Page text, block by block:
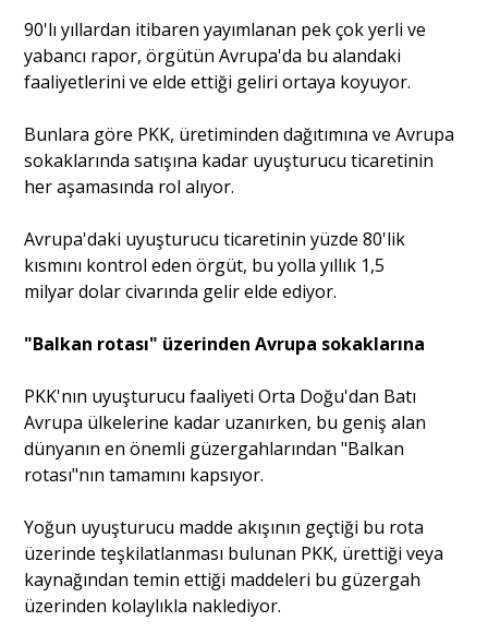
Yazı Dizisi
Portre
Yazarlar
Eğitim
Ankara Analiz
Sağlık
90'lı yıllardan itibaren yayımlanan pek çok yerli ve
yabancı rapor, örgütün Avrupa'da bu alandaki
faaliyetlerini ve elde ettiği geliri ortaya koyuyor.
Bunlara göre PKK, üretiminden dağıtımına ve Avrupa
sokaklarında satışına kadar uyuşturucu ticaretinin
her aşamasında rol alıyor.
Avrupa'daki uyuşturucu ticaretinin yüzde 80'lik
kısmını kontrol eden örgüt, bu yolla yıllık 1,5
milyar dolar civarında gelir elde ediyor.
"Balkan rotası" üzerinden Avrupa sokaklarına
PKK'nın uyuşturucu faaliyeti Orta Doğu'dan Batı
Avrupa ülkelerine kadar uzanırken, bu geniş alan
dünyanın en önemli güzergahlarından "Balkan
rotası"nın tamamını kapsıyor.
Yoğun uyuşturucu madde akışının geçtiği bu rota
üzerinde teşkilatlanması bulunan PKK, ürettiği veya
kaynağından temin ettiği maddeleri bu güzergah
üzerinden kolaylıkla naklediyor.